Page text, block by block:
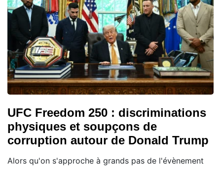
UFC Freedom 250 : discriminations
physiques et soupçons de
corruption autour de Donald Trump
Alors qu'on s'approche à grands pas de l'évènement